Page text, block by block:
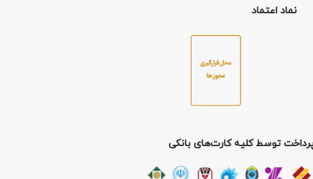
نماد اعتماد
توسط کلیه کارت‌های بانکی